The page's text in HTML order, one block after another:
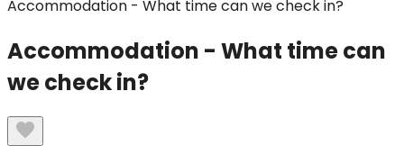
Accommodation - What time can we check in?
Accommodation - What time can
we check in?